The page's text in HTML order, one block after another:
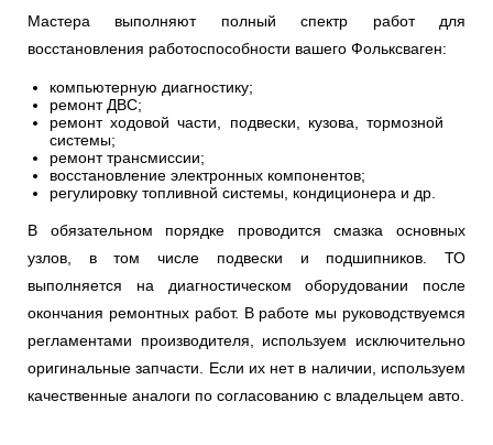
Мастера выполняют полный спектр работ для
восстановления работоспособности вашего Фольксваген:
компьютерную диагностику;
ремонт ДВС;
ремонт ходовой части, подвески, кузова, тормозной
системы;
ремонт трансмиссии;
восстановление электронных компонентов;
регулировку топливной системы, кондиционера и др.
В обязательном порядке проводится смазка основных
узлов, в том числе подвески и подшипников. ТО
выполняется на диагностическом оборудовании после
окончания ремонтных работ. В работе мы руководствуемся
регламентами производителя, используем исключительно
оригинальные запчасти. Если их нет в наличии, используем
качественные аналоги по согласованию с владельцем авто.